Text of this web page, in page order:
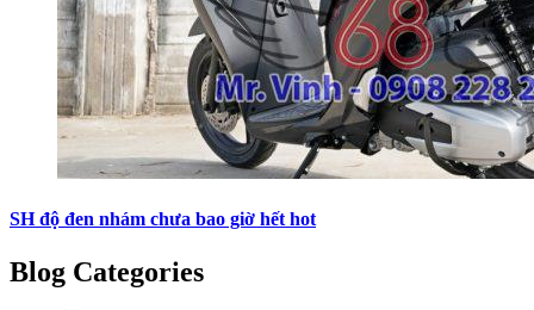
SH độ đen nhám chưa bao giờ hết hot
Blog Categories